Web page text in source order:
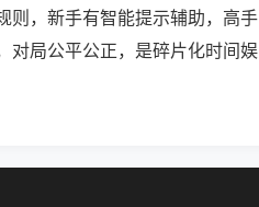
则，新手有智能提示辅助，高手
对局公平公正，是碎片化时间娱